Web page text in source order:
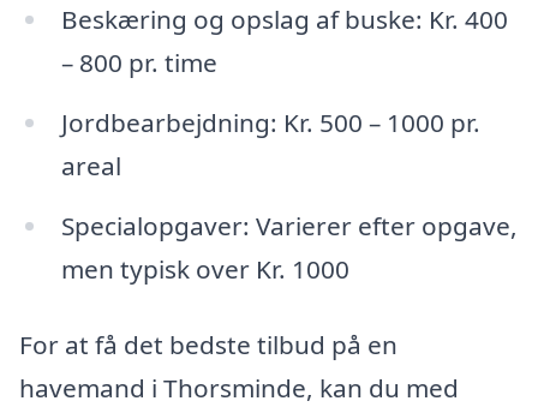
Beskæring og opslag af buske: Kr. 400
– 800 pr. time
Jordbearbejdning: Kr. 500 – 1000 pr.
areal
Specialopgaver: Varierer efter opgave,
men typisk over Kr. 1000
For at få det bedste tilbud på en
havemand i Thorsminde, kan du med